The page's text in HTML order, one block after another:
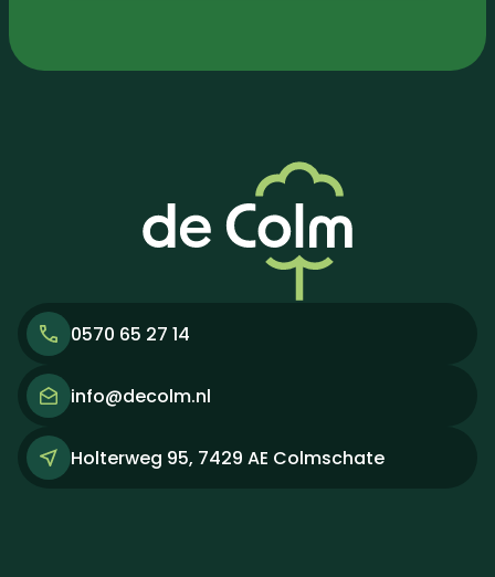
0570 65 27 14
info@decolm.nl
Holterweg 95, 7429 AE Colmschate